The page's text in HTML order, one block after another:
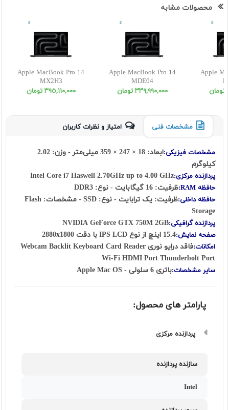
محصولات مشابه
Apple MacBook Pro 14
MX2H3
٣٩٥,١١٠,٠٠٠ تومان
Apple MacBook Pro 14
MDE04
٣٣٩,٩٩٠,٠٠٠ تومان
Apple
مشخصات فنی امتیاز و نظرات کاربران
مشخصات فیزیکی:
ابعاد: 18 × 247 × 359 میلی‌متر - وزن: 2.02
کیلوگرم
پردازنده مرکزی:Intel Core i7 Haswell 2.70GHz up to 4.00 GHz
حافظه RAM: ظرفیت: 16 گیگابایت - نوع: DDR3
حافظه داخلی:
ظرفیت: یک ترابایت - نوع: SSD - مشخصات: Flash
Storage
پردازنده گرافیکی:NVIDIA GeForce GTX 750M 2GB
صفحه نمایش:15.4 اینچ از نوع IPS LCD با دقت 2880x1800
امکانات:
فاقد درایو نوری Webcam Backlit Keyboard Card Reader
Wi-Fi HDMI Port Thunderbolt Port
سایر مشخصات:باتری 6 سلولی - Apple Mac OS
پارامتر های محصول:
پردازنده مرکزی
سازنده پردازنده
Intel